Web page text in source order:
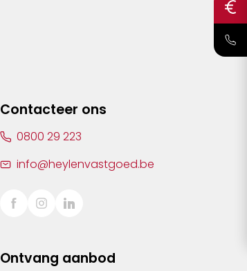
Contacteer ons
0800 29 223
info@heylenvastgoed.be
Ontvang aanbod